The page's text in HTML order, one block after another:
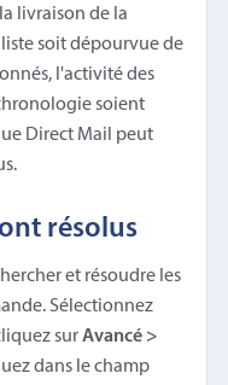
livraison de la
soit dépourvue de
l'activité des
soient
Direct Mail peut
résolus
et résoudre les
Sélectionnez
surAvancé >
dans le champ